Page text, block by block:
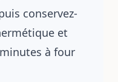
conservez-
et
à four